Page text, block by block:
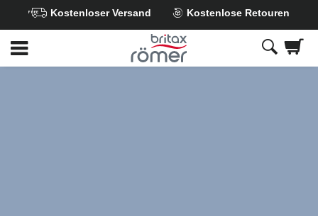
Hauptinhalt
springen
Kostenloser Versand Kostenlose Retouren